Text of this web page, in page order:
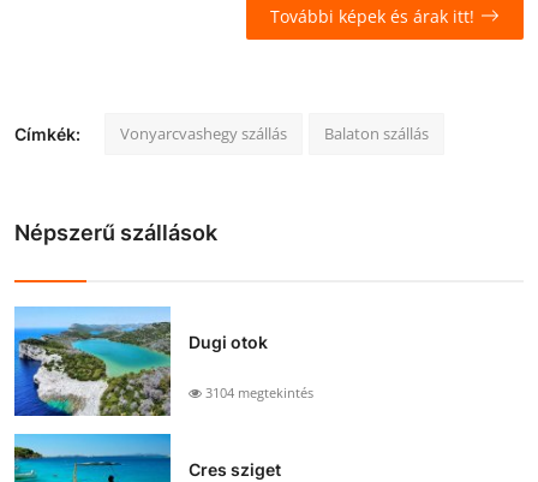
További képek és árak itt!
Címkék: Vonyarcvashegy szállás Balaton szállás
Népszerű szállások
Dugi otok
3104 megtekintés
Cres sziget